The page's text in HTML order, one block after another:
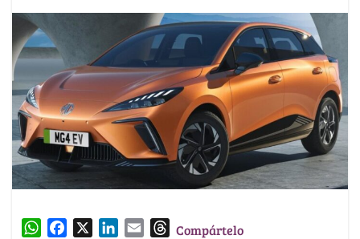
W
TCompártelo